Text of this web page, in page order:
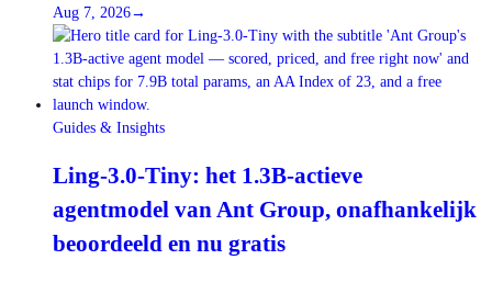
Aug 7, 2026→
Guides & Insights
Ling-3.0-Tiny: het 1.3B-actieve
agentmodel van Ant Group, onafhankelijk
beoordeeld en nu gratis